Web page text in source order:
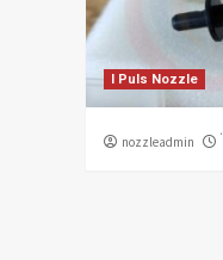
I Puls Nozzle
nozzleadmin